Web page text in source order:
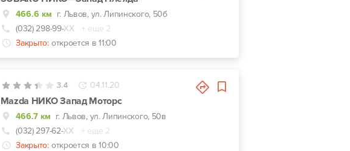
466.6 км г. Львов, ул. Липинского, 50б
(032) 298-99-ХХ
+ еще 2
Закрыто: откроется в 11:00
3.4 04.11.20
Mazda НИКО Запад Моторс
466.7 км г. Львов, ул. Липинского, 50в
(032) 297-62-ХХ
+ еще 2
Закрыто: откроется в 10:00